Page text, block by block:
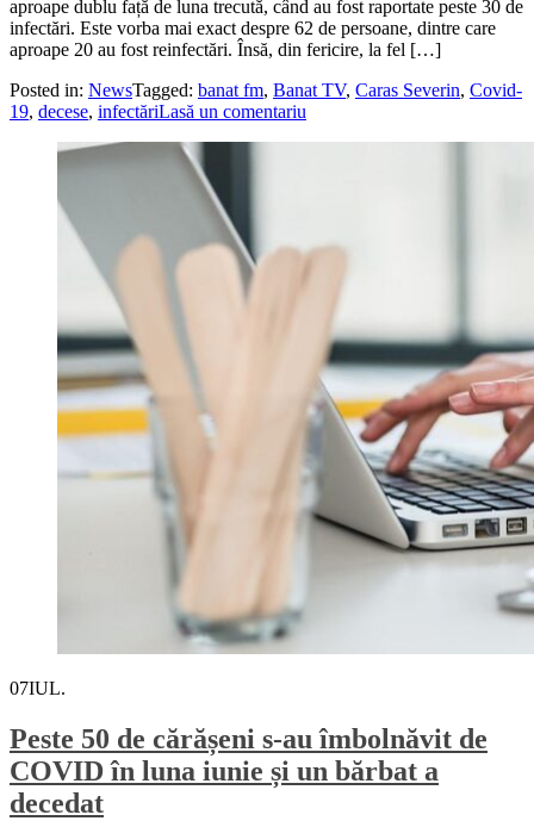
aproape dublu față de luna trecută, când au fost raportate peste 30 de
infectări. Este vorba mai exact despre 62 de persoane, dintre care
aproape 20 au fost reinfectări. Însă, din fericire, la fel […]
Posted in: NewsTagged: banat fm, Banat TV, Caras Severin, Covid-
19, decese, infectăriLasă un comentariu
07IUL.
Peste 50 de cărășeni s-au îmbolnăvit de
COVID în luna iunie și un bărbat a
decedat